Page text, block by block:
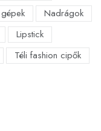
Nadrágok
Lipstick
Téli fashion cipők